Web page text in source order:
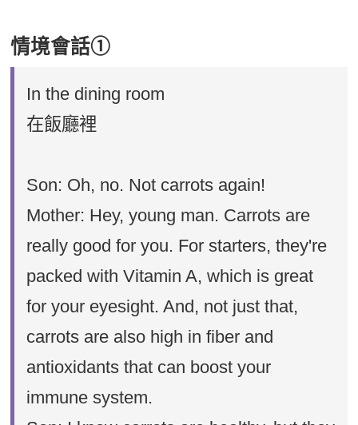
情境會話➀
In the dining room
在飯廳裡
Son: Oh, no. Not carrots again!
Mother: Hey, young man. Carrots are
really good for you. For starters, they're
packed with Vitamin A, which is great
for your eyesight. And, not just that,
carrots are also high in fiber and
antioxidants that can boost your
immune system.